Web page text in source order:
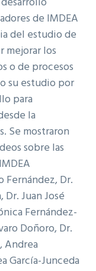
de IMDEA
del estudio de
mejorar los
o de procesos
su estudio por
para
la
Se mostraron
sobre las
Fernández, Dr.
Juan José
Fernández-
Doñoro, Dr.
Andrea
García-Junceda